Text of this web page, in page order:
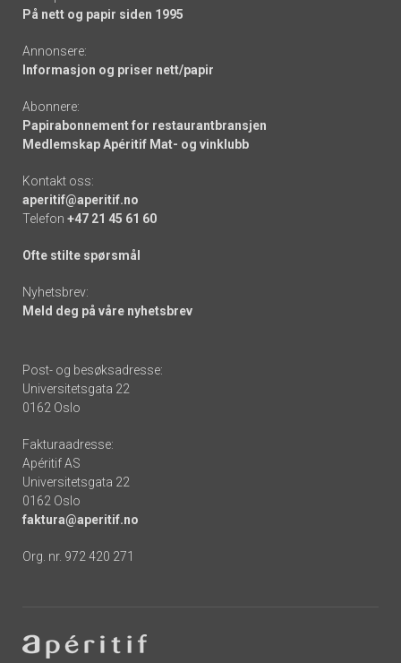
På nett og papir siden 1995
Annonsere:
Informasjon og priser nett/papir
Abonnere:
Papirabonnement for restaurantbransjen
Medlemskap Apéritif Mat- og vinklubb
Kontakt oss:
aperitif@aperitif.no
Telefon +47 21 45 61 60
Ofte stilte spørsmål
Nyhetsbrev:
Meld deg på våre nyhetsbrev
Post- og besøksadresse:
Universitetsgata 22
0162 Oslo
Fakturaadresse:
Apéritif AS
Universitetsgata 22
0162 Oslo
faktura@aperitif.no
Org. nr. 972 420 271